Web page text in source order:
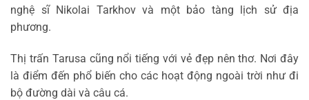
nghệ sĩ Nikolai Tarkhov và một bảo tàng lịch sử địa
phương.
Thị trấn Tarusa cũng nổi tiếng với vẻ đẹp nên thơ. Nơi đây
là điểm đến phổ biến cho các hoạt động ngoài trời như đi
bộ đường dài và câu cá.